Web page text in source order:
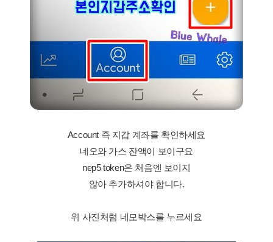
Account 즉 지갑 계좌를 확인하세요
네오와 가스 잔액이 보이구요
nep5 token은 처음엔 보이지
않아 추가하셔야 합니다.
위 사진처럼 네모박스를 누르세요